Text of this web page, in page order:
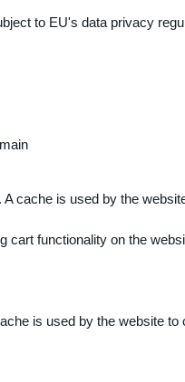
to EU's data privacy
cache is used by the
cart functionality on the
is used by the website